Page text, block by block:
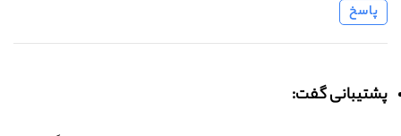
پاسخ
پشتیبانی گفت: